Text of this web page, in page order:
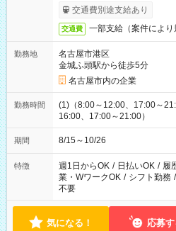
交通費別途支給あり
交通費 一部支給（案件により
勤務地
名古屋市港区
金城ふ頭駅から徒歩5分
名古屋市内の企業
勤務時間
(1)（8:00～12:00、17:00～
16:00、17:00～21:00）
期間 8/15～10/26
特徴 週1日からOK / 日払いOK / 履
業・WワークOK / シフト勤務 /
不要
気になる！ 応募す